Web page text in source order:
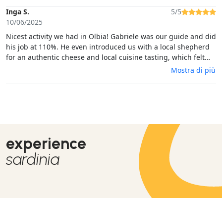
cathédrale immense et obscure était magique! Merci Lorenzo!
A recommander!
Inga S.
10/06/2025
5/5
Nicest activity we had in Olbia! Gabriele was our guide and did
his job at 110%. He even introduced us with a local shepherd
for an authentic cheese and local cuisine tasting, which felt
like we are on Discovery channel experiencing Sardinia as it
really is. The cave was very impressive, and Gabriele is a great
Mostra di più
experience
sardinia